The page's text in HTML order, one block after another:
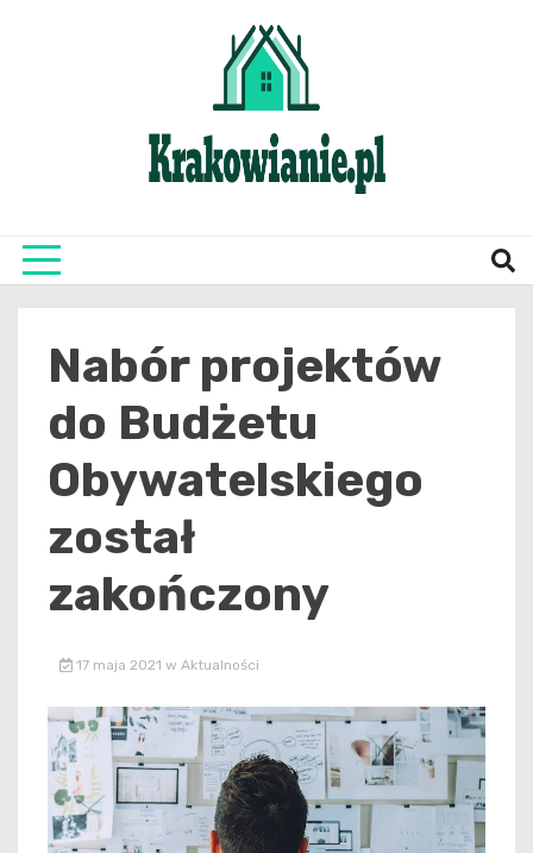
Nabór projektów
do Budżetu
Obywatelskiego
został
zakończony
17 maja 2021 w Aktualności